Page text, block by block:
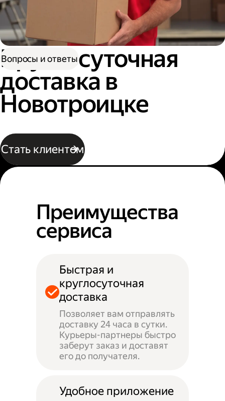
Круглосуточная
доставка в
Новотроицке
Стать клиентом
Вопросы и ответы
Преимущества
сервиса
Быстрая и
круглосуточная
доставка
Позволяет вам отправлять
доставку 24 часа в сутки.
Курьеры-партнеры быстро
заберут заказ и доставят
его до получателя.
Удобное приложение